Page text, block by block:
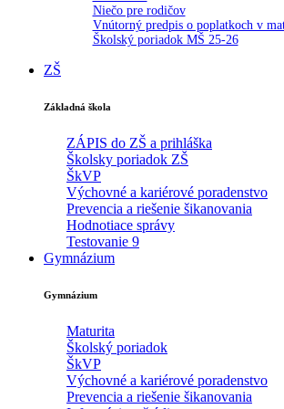
Niečo pre rodičov
Vnútorný predpis o poplatkoch v
Školský poriadok MŠ 25-26
ZŠ
Základná škola
ZÁPIS do ZŠ a prihláška
Školsky poriadok ZŠ
ŠkVP
Výchovné a kariérové poradenstvo
Prevencia a riešenie šikanovania
Hodnotiace správy
Testovanie 9
Gymnázium
Gymnázium
Maturita
Školský poriadok
ŠkVP
Výchovné a kariérové poradenstvo
Prevencia a riešenie šikanovania